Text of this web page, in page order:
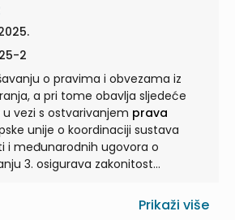
za zdravstveno osiguranje iz
... Naime, ZOZO je
zavodu za zdravstveno
općeg akta kojim se uređuje
osiguranihosoba iz obveznoga ...
2
o pravima i obvezama iz
a pri tome obavlja sljedeće
u vezi s ostvarivanjem prava
i međunarodnih ugovora o
3. osigurava zakonitost
Prikaži više